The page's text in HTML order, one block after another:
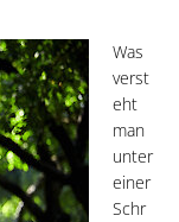
Was
verst
eht
man
unter
einer
Schr